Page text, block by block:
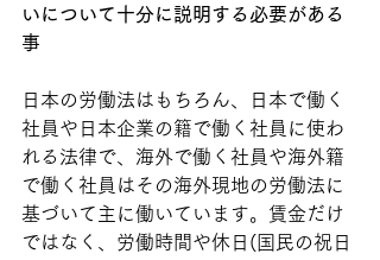
いについて十分に説明する必要がある
事
日本の労働法はもちろん、日本で働く
社員や日本企業の籍で働く社員に使わ
れる法律で、海外で働く社員や海外籍
で働く社員はその海外現地の労働法に
基づいて主に働いています。賃金だけ
ではなく、労働時間や休日(国民の祝日